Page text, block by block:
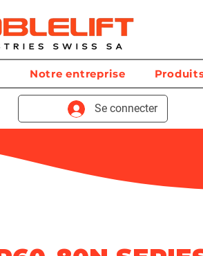
Notre entreprise
Se connecter